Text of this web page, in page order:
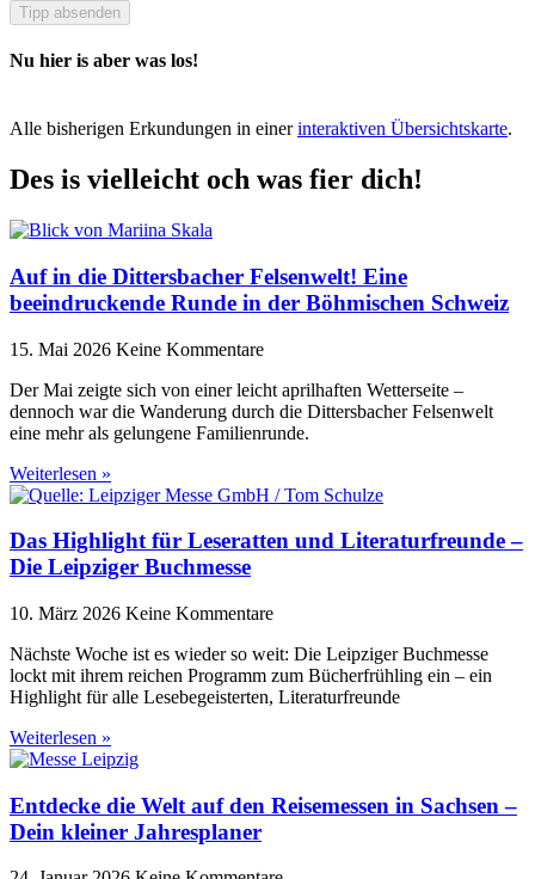
Tipp absenden
Nu hier is aber was los!
Alle bisherigen Erkundungen in einerinteraktiven Übersichtskarte.
Des is vielleicht och was fier dich!
Auf in die Dittersbacher Felsenwelt! Eine
beeindruckende Runde in der Böhmischen Schweiz
15. Mai 2026 Keine Kommentare
Der Mai zeigte sich von einer leicht aprilhaften Wetterseite –
dennoch war die Wanderung durch die Dittersbacher Felsenwelt
eine mehr als gelungene Familienrunde.
Weiterlesen »
Das Highlight für Leseratten und Literaturfreunde –
Die Leipziger Buchmesse
10. März 2026 Keine Kommentare
Nächste Woche ist es wieder so weit: Die Leipziger Buchmesse
lockt mit ihrem reichen Programm zum Bücherfrühling ein – ein
Highlight für alle Lesebegeisterten, Literaturfreunde
Weiterlesen »
Entdecke die Welt auf den Reisemessen in Sachsen –
Dein kleiner Jahresplaner